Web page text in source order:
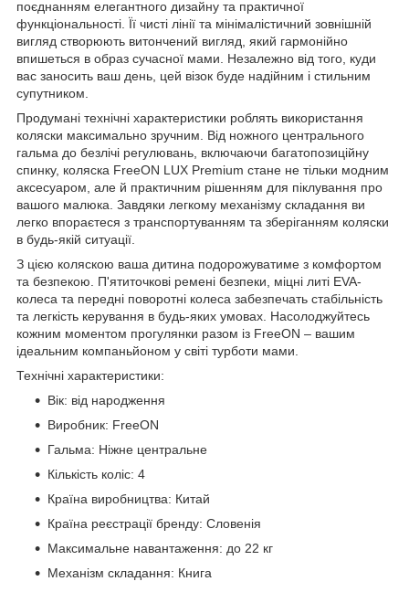
поєднанням елегантного дизайну та практичної
функціональності. Її чисті лінії та мінімалістичний зовнішній
вигляд створюють витончений вигляд, який гармонійно
впишеться в образ сучасної мами. Незалежно від того, куди
вас заносить ваш день, цей візок буде надійним і стильним
супутником.
Продумані технічні характеристики роблять використання
коляски максимально зручним. Від ножного центрального
гальма до безлічі регулювань, включаючи багатопозиційну
спинку, коляска FreeON LUX Premium стане не тільки модним
аксесуаром, але й практичним рішенням для піклування про
вашого малюка. Завдяки легкому механізму складання ви
легко впораєтеся з транспортуванням та зберіганням коляски
в будь-якій ситуації.
З цією коляскою ваша дитина подорожуватиме з комфортом
та безпекою. П'ятиточкові ремені безпеки, міцні литі EVA-
колеса та передні поворотні колеса забезпечать стабільність
та легкість керування в будь-яких умовах. Насолоджуйтесь
кожним моментом прогулянки разом із FreeON – вашим
ідеальним компаньйоном у світі турботи мами.
Технічні характеристики:
Вік: від народження
Виробник: FreeON
Гальма: Ніжне центральне
Кількість коліс: 4
Країна виробництва: Китай
Країна реєстрації бренду: Словенія
Максимальне навантаження: до 22 кг
Механізм складання: Книга